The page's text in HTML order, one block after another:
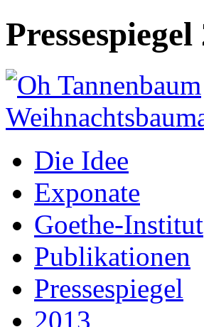
Pressespiegel
Die Idee
Exponate
Goethe-Institut
Publikationen
Pressespiegel
2013